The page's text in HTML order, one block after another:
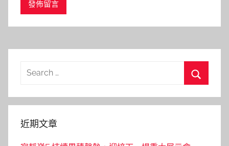
Search
近期文章